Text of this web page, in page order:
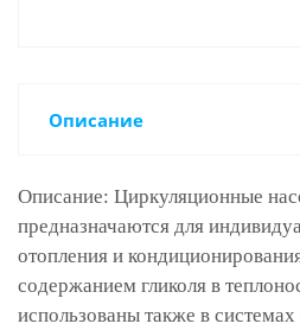
Описание
Описание: Циркуляционные
предназначаются для
отопления и
содержанием гликоля в
использованы также в системах